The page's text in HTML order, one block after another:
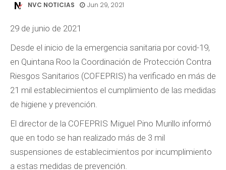
NVC NOTICIAS Jun 29, 2021
29 de junio de 2021
Desde el inicio de la emergencia sanitaria por covid-19,
en Quintana Roo la Coordinación de Protección Contra
Riesgos Sanitarios (COFEPRIS) ha verificado en más de
21 mil establecimientos el cumplimiento de las medidas
de higiene y prevención.
El director de la COFEPRIS Miguel Pino Murillo informó
que en todo se han realizado más de 3 mil
suspensiones de establecimientos por incumplimiento
a estas medidas de prevención.